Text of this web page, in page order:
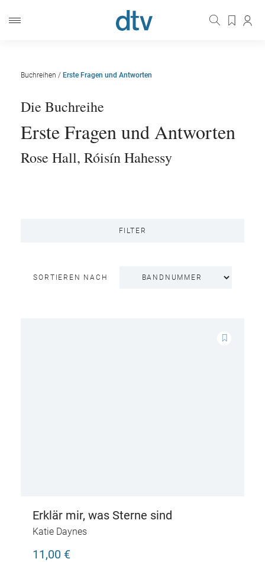
Buchreihen / Erste Fragen und Antworten
Die Buchreihe
Erste Fragen und Antworten
Rose Hall, Róisín Hahessy
FILTER
SORTIEREN NACH
Erklär mir, was Sterne sind
Katie Daynes
11,00 €